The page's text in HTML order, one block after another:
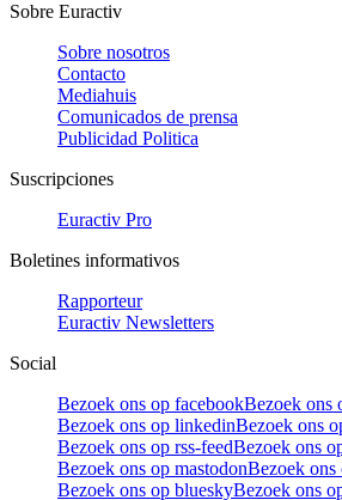
Sobre Euractiv
Sobre nosotros
Contacto
Mediahuis
Comunicados de prensa
Publicidad Politica
Suscripciones
Euractiv Pro
Boletines informativos
Rapporteur
Euractiv Newsletters
Social
Bezoek ons op facebookBezoek ons
Bezoek ons op linkedinBezoek ons
Bezoek ons op rss-feedBezoek ons
Bezoek ons op mastodonBezoek ons
Bezoek ons op blueskyBezoek ons